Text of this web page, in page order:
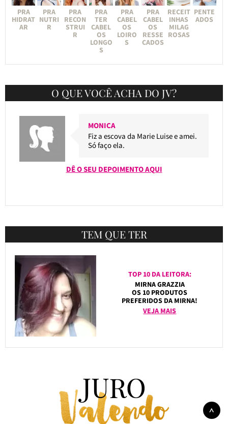
PRA
HIDRAT
AR
PRA
NUTRI
R
PRA
RECON
STRUI
R
PRA
TER
CABEL
OS
LONGO
S
PRA
CABEL
OS
LOIRO
S
PRA
CABEL
OS
RESSE
CADOS
RECEIT
INHAS
MILAG
ROSAS
PENTE
ADOS
O QUE VOCÊ ACHA DO JV?
MONICA
Fiz a escova da Marie Luise e amei.
Só faço ela.
DÊ O SEU DEPOIMENTO AQUI
TEM QUE TER
TOP 10 DA LEITORA:
MIRNA GRAZZIA
OS 10 PRODUTOS
PREFERIDOS DA MIRNA!
VEJA MAIS